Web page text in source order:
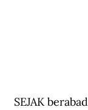
SEJAK